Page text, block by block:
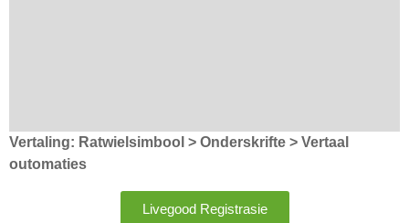
Vertaling: Ratwielsimbool > Onderskrifte > Vertaal
outomaties
Livegood Registrasie